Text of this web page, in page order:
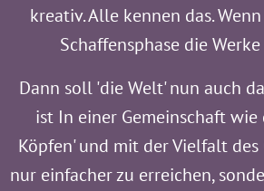
kreativ. Alle kennen das.
Schaffensphase die
Dann soll 'die Welt' nun auch
ist In einer Gemeinschaft wie
Köpfen' und mit der Vielfalt
nur einfacher zu erreichen,